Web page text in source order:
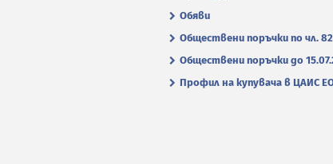
Обяви
Обществени поръчки по чл.
Обществени поръчки до
Профил на купувача в ЦАИС